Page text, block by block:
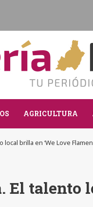
AGRICULTURA
brilla en ‘We Love
El talento